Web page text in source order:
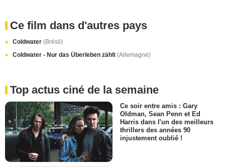
Ce film dans d'autres pays
Coldwater (Brésil)
Coldwater - Nur das Überleben zählt (Allemagne)
Top actus ciné de la semaine
Ce soir entre amis : Gary
Oldman, Sean Penn et Ed
Harris dans l'un des meilleurs
thrillers des années 90
injustement oublié !